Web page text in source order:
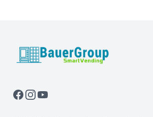
BauerGroup Tech